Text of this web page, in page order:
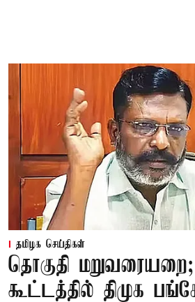
தமிழக செய்திகள்
தொகுதி
கூட்டத்தில் திமுக